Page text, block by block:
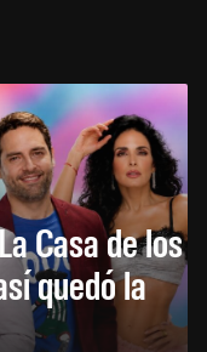
Casa de los
quedó la